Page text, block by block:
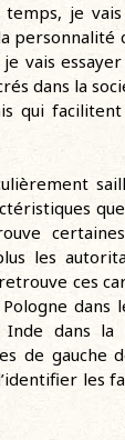
je
personnalité
vais
dans la
qui
les
ces
dans la
de gauche
les